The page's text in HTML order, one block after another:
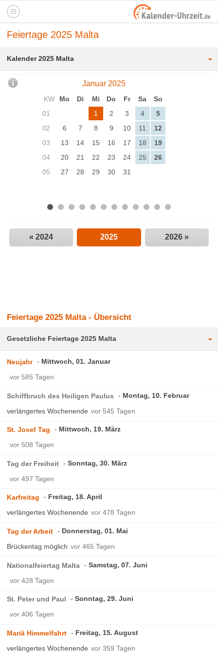
Feiertage 2025 Malta
Kalender 2025 Malta -
Januar 2025
KW Mo Di Mi Do Fr Sa
So
01
1 2 3 4
5
02
6 7 8 9 10 11
12
03
13 14 15 16 17 18
19
04
20 21 22 23 24 25
26
05
27 28 29 30 31
« 2024 2025 2026 »
Feiertage 2025 Malta - Übersicht
Gesetzliche Feiertage 2025 Malta -
Neujahr
Mittwoch, 01. Januar
vor 585 Tagen
Schiffbruch des Heiligen Paulus
Montag, 10. Februar
verlängertes Wochenende vor 545 Tagen
St. Josef Tag
Mittwoch, 19. März
vor 508 Tagen
Tag der Freiheit
Sonntag, 30. März
vor 497 Tagen
Karfreitag
Freitag, 18. April
verlängertes Wochenende vor 478 Tagen
Tag der Arbeit
Donnerstag, 01. Mai
Brückentag möglich vor 465 Tagen
Nationalfeiertag Malta
Samstag, 07. Juni
vor 428 Tagen
St. Peter und Paul
Sonntag, 29. Juni
vor 406 Tagen
Mariä Himmelfahrt
Freitag, 15. August
verlängertes Wochenende vor 359 Tagen